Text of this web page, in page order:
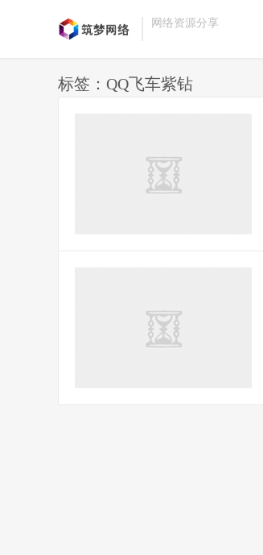
网络资源分享
标签：QQ飞车紫钻